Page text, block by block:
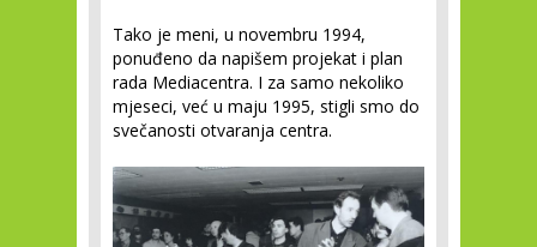
Tako je meni, u novembru 1994,
ponuđeno da napišem projekat i plan
rada Mediacentra. I za samo nekoliko
mjeseci, već u maju 1995, stigli smo do
svečanosti otvaranja centra.